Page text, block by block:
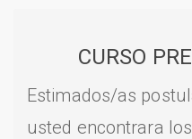
CURSO
Estimados/as
usted encontrara